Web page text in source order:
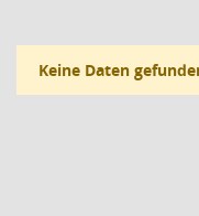
Keine Daten